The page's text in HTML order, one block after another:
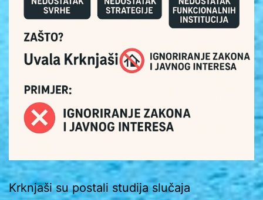
Krknjaši su postali studija slučaja